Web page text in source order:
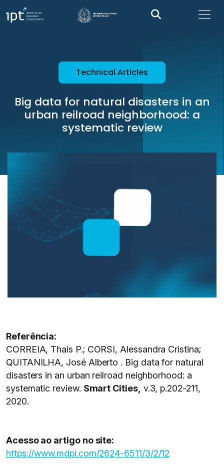
Technical Articles
Big data for natural disasters in an
urban reilroad neighborhood: a
systematic review
Referência:
CORREIA, Thais P.; CORSI, Alessandra Cristina;
QUITANILHA, José Alberto . Big data for natural
disasters in an urban reilroad neighborhood: a
systematic review. Smart Cities, v.3, p.202-211,
2020.
Acesso ao artigo no site:
https://www.mdpi.com/2624-6511/3/2/12